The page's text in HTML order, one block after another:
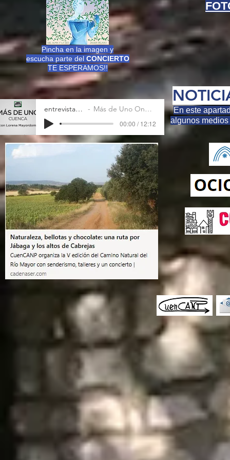
Pincha en la imagen y
escucha parte del CONCIERTO
TE ESPERAMOS!!
entrevista-ondacero Más de Uno Onda Cero Cuenca
00:00 / 12:12
En este
algunos